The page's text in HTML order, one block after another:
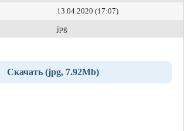
13.04.2020 (17:07)
jpg
Скачать (jpg, 7.92Mb)